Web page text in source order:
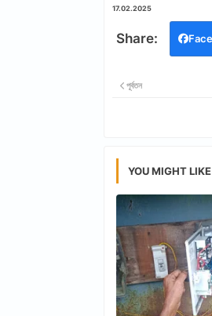
17.02.2025
পূর্বতন
YOU MIGHT LIKE